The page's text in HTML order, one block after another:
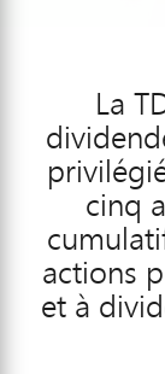
La
cinq
actions
et à